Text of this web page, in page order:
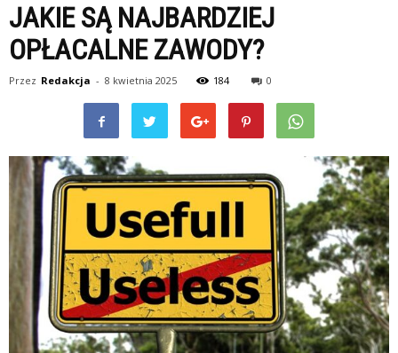
JAKIE SĄ NAJBARDZIEJ
OPŁACALNE ZAWODY?
Przez Redakcja - 8 kwietnia 2025 184 0